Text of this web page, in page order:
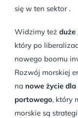
się w ten sektor .
Widzimy też duże
który po
nowego boomu
Rozwój morskiej
na nowe życie
portowego, który
morskie są